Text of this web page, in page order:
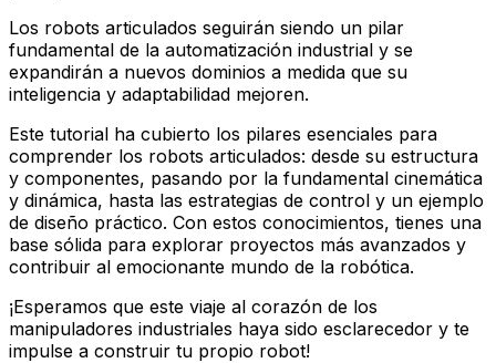
Los robots articulados seguirán siendo un pilar
fundamental de la automatización industrial y se
expandirán a nuevos dominios a medida que su
inteligencia y adaptabilidad mejoren.
Este tutorial ha cubierto los pilares esenciales para
comprender los robots articulados: desde su estructura
y componentes, pasando por la fundamental cinemática
y dinámica, hasta las estrategias de control y un ejemplo
de diseño práctico. Con estos conocimientos, tienes una
base sólida para explorar proyectos más avanzados y
contribuir al emocionante mundo de la robótica.
¡Esperamos que este viaje al corazón de los
manipuladores industriales haya sido esclarecedor y te
impulse a construir tu propio robot!